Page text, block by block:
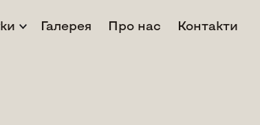
Галерея Про нас Контакти